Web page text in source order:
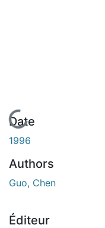
En cours de chargement...
Date
1996
Authors
Guo, Chen
Éditeur